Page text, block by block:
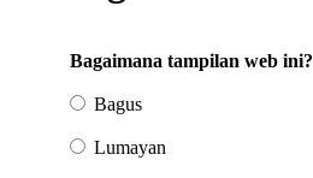
Bagaimana tampilan web ini?
Bagus
Lumayan